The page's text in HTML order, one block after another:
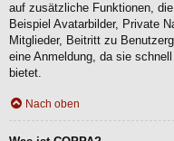
auf zusätzliche Funktionen,
Beispiel Avatarbilder, Private
Mitglieder, Beitritt zu
eine Anmeldung, da sie
bietet.
Nach oben